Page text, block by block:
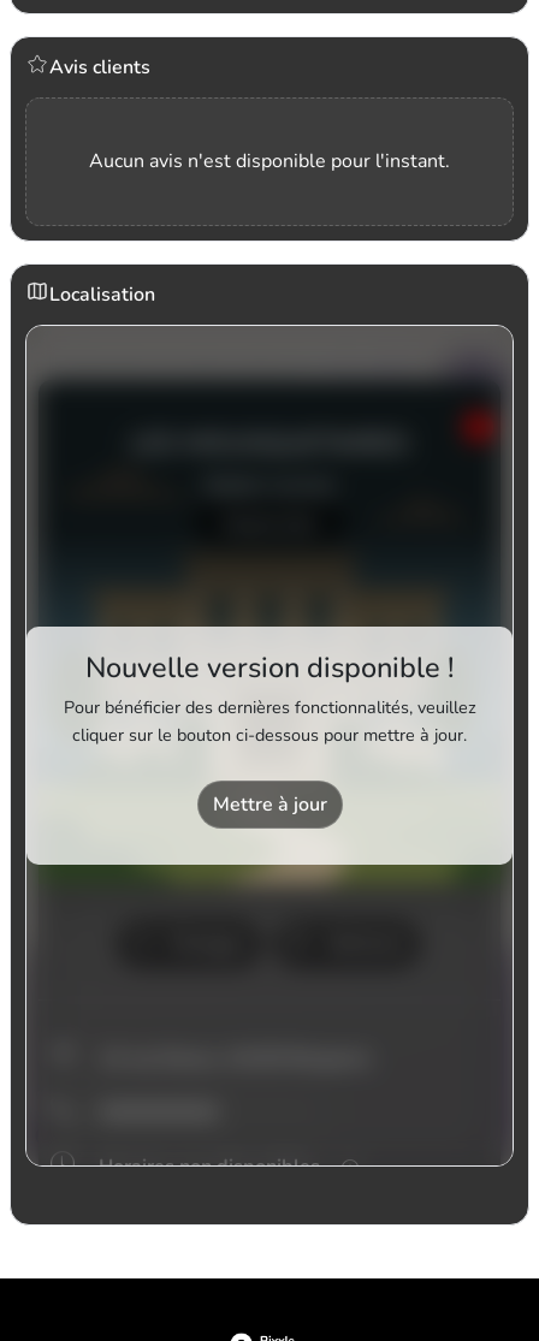
Avis clients
Aucun avis n'est disponible pour l'instant.
Localisation